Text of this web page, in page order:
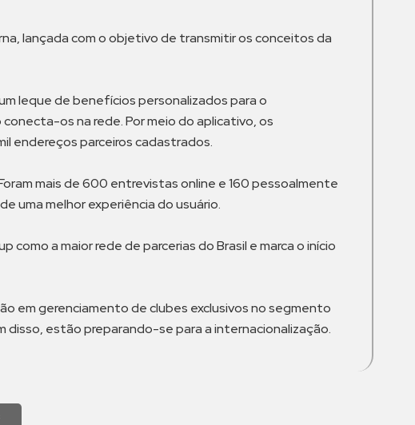
lançada com o objetivo de transmitir os conceitos da
leque de benefícios personalizados para o
os na rede. Por meio do aplicativo, os
endereços parceiros cadastrados.
mais de 600 entrevistas online e 160 pessoalmente
uma melhor experiência do usuário.
a maior rede de parcerias do Brasil e marca o início
em gerenciamento de clubes exclusivos no segmento
disso, estão preparando-se para a internacionalização.